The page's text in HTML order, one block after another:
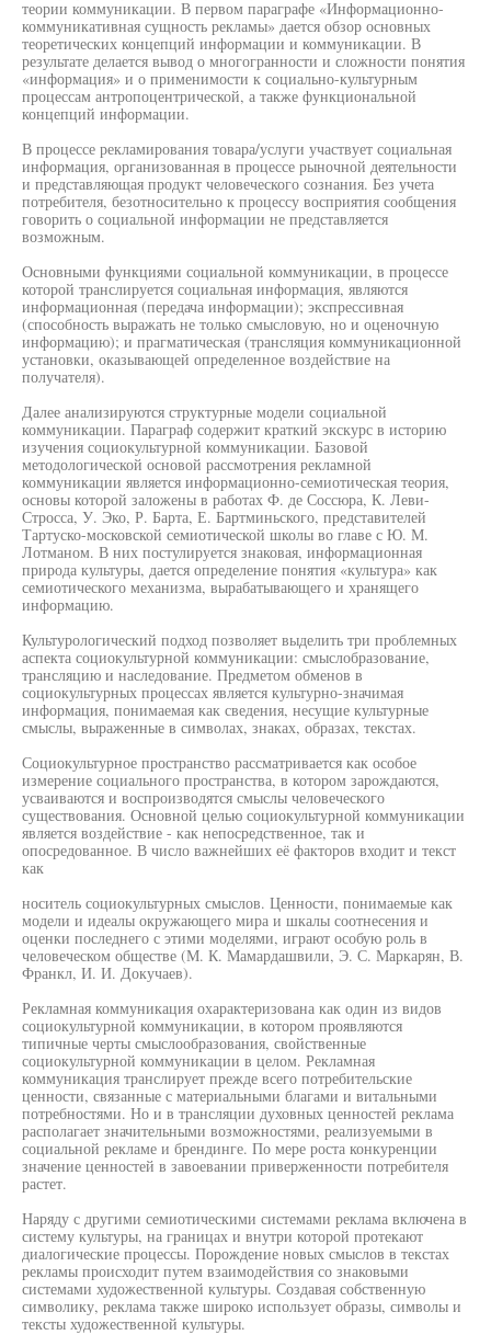
теории коммуникации. В первом параграфе «Информационно-
коммуникативная сущность рекламы» дается обзор основных
теоретических концепций информации и коммуникации. В
результате делается вывод о многогранности и сложности понятия
«информация» и о применимости к социально-культурным
процессам антропоцентрической, а также функциональной
концепций информации.
В процессе рекламирования товара/услуги участвует социальная
информация, организованная в процессе рыночной деятельности
и представляющая продукт человеческого сознания. Без учета
потребителя, безотносительно к процессу восприятия сообщения
говорить о социальной информации не представляется
возможным.
Основными функциями социальной коммуникации, в процессе
которой транслируется социальная информация, являются
информационная (передача информации); экспрессивная
(способность выражать не только смысловую, но и оценочную
информацию); и прагматическая (трансляция коммуникационной
установки, оказывающей определенное воздействие на
получателя).
Далее анализируются структурные модели социальной
коммуникации. Параграф содержит краткий экскурс в историю
изучения социокультурной коммуникации. Базовой
методологической основой рассмотрения рекламной
коммуникации является информационно-семиотическая теория,
основы которой заложены в работах Ф. де Соссюра, К. Леви-
Стросса, У. Эко, Р. Барта, Е. Бартминьского, представителей
Тартуско-московской семиотической школы во главе с Ю. М.
Лотманом. В них постулируется знаковая, информационная
природа культуры, дается определение понятия «культура» как
семиотического механизма, вырабатывающего и хранящего
информацию.
Культурологический подход позволяет выделить три проблемных
аспекта социокультурной коммуникации: смыслобразование,
трансляцию и наследование. Предметом обменов в
социокультурных процессах является культурно-значимая
информация, понимаемая как сведения, несущие культурные
смыслы, выраженные в символах, знаках, образах, текстах.
Социокультурное пространство рассматривается как особое
измерение социального пространства, в котором зарождаются,
усваиваются и воспроизводятся смыслы человеческого
существования. Основной целью социокультурной коммуникации
является воздействие - как непосредственное, так и
опосредованное. В число важнейших её факторов входит и текст
как
носитель социокультурных смыслов. Ценности, понимаемые как
модели и идеалы окружающего мира и шкалы соотнесения и
оценки последнего с этими моделями, играют особую роль в
человеческом обществе (М. К. Мамардашвили, Э. С. Маркарян, В.
Франкл, И. И. Докучаев).
Рекламная коммуникация охарактеризована как один из видов
социокультурной коммуникации, в котором проявляются
типичные черты смыслообразования, свойственные
социокультурной коммуникации в целом. Рекламная
коммуникация транслирует прежде всего потребительские
ценности, связанные с материальными благами и витальными
потребностями. Но и в трансляции духовных ценностей реклама
располагает значительными возможностями, реализуемыми в
социальной рекламе и брендинге. По мере роста конкуренции
значение ценностей в завоевании приверженности потребителя
растет.
Наряду с другими семиотическими системами реклама включена в
систему культуры, на границах и внутри которой протекают
диалогические процессы. Порождение новых смыслов в текстах
рекламы происходит путем взаимодействия со знаковыми
системами художественной культуры. Создавая собственную
символику, реклама также широко использует образы, символы и
тексты художественной культуры.